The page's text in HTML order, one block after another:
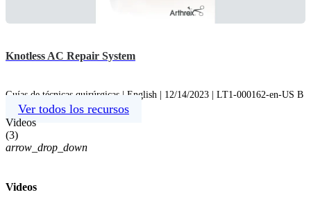
Knotless AC Repair System
Guías de técnicas quirúrgicas | English | 12/14/2023 | LT1-000162-en-US B
Ver todos los recursos
Videos
(3)
arrow_drop_down
Videos